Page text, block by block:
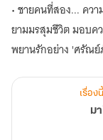
• ชายคนที่สอง... คว
ยามมรสุมชีวิต มอบค
พยานรักอย่าง 'ศรัณย์
เก็บงำความปรารถน
ที่ 'ม่ายสาวเนื้อหอม
เรื่อง
ม